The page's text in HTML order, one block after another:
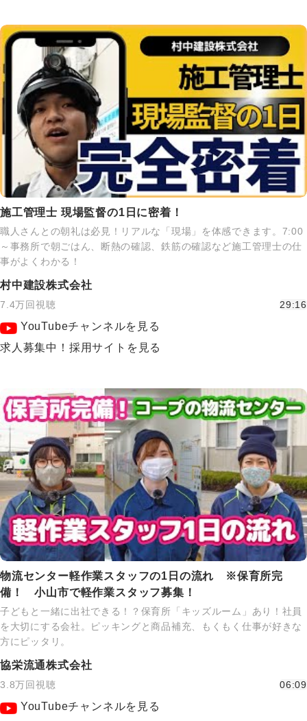
施工管理士 現場監督の1日に密着！
職人さんとの朝礼は必見！リアルな「現場」を体感できます。7:00
～事務所で朝ごはん、断熱の確認、鉄筋の確認など施工管理士の仕
事がよくわかる！
村中建設株式会社
7.4万回視聴 29:16
YouTubeチャンネルを見る
求人募集中！採用サイトを見る
物流センター軽作業スタッフの1日の流れ ※保育所完
備！ 小山市で軽作業スタッフ募集！
子どもと一緒に出社できる！？保育所「キッズルーム」あり！社員
を大切にする会社。ピッキングと商品補充、もくもく仕事が好きな
方にピッタリ。
協栄流通株式会社
3.8万回視聴 06:09
YouTubeチャンネルを見る